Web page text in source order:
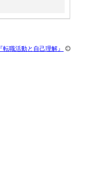
『転職活動と自己理解』